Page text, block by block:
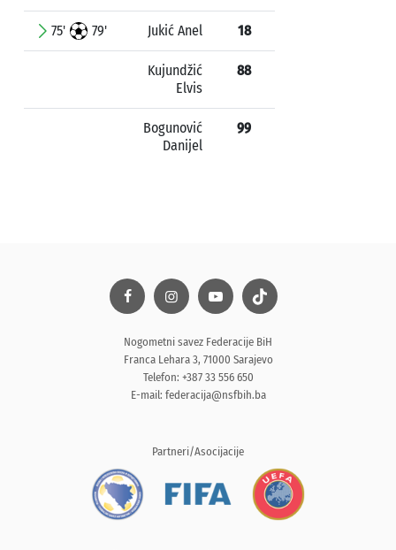
75' 79' Jukić Anel 18
Kujundžić
Elvis
88
Bogunović
Danijel
99
Nogometni savez Federacije BiH
Franca Lehara 3, 71000 Sarajevo
Telefon: +387 33 556 650
E-mail: federacija@nsfbih.ba
Partneri/Asocijacije